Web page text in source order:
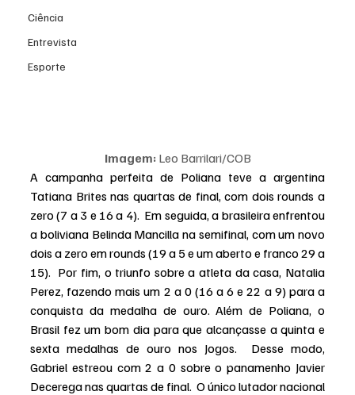
Ciência
Entrevista
Esporte
Imagem: Leo Barrilari/COB
A campanha perfeita de Poliana teve a argentina
Tatiana Brites nas quartas de final, com dois rounds a
zero (7 a 3 e 16 a 4).  Em seguida, a brasileira enfrentou
a boliviana Belinda Mancilla na semifinal, com um novo
dois a zero em rounds (19 a 5 e um aberto e franco 29 a
15).  Por fim, o triunfo sobre a atleta da casa, Natalia
Perez, fazendo mais um 2 a 0 (16 a 6 e 22 a 9) para a
conquista da medalha de ouro. Além de Poliana, o
Brasil fez um bom dia para que alcançasse a quinta e
sexta medalhas de ouro nos Jogos.  Desse modo,
Gabriel estreou com 2 a 0 sobre o panamenho Javier
Decerega nas quartas de final.  O único lutador nacional